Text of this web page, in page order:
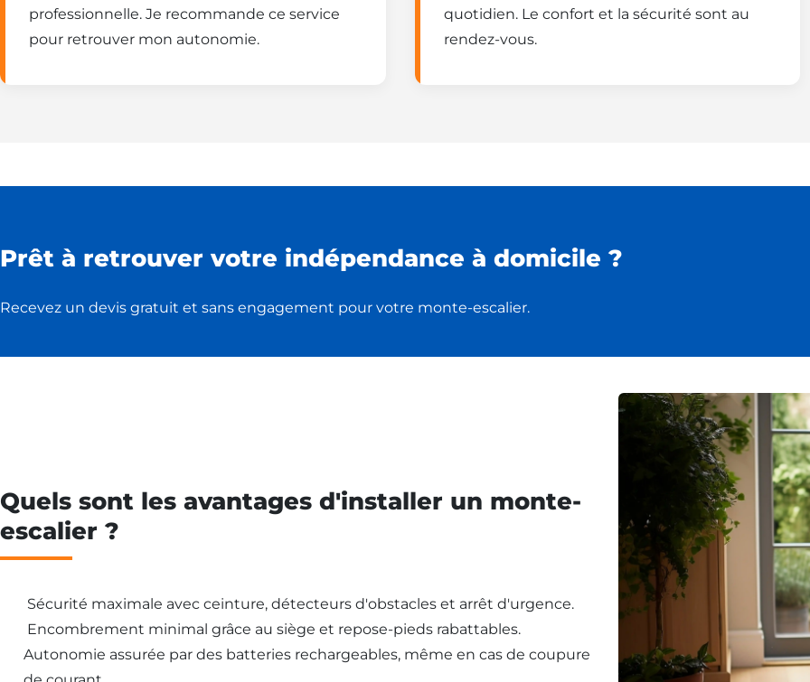
professionnelle. Je recommande ce service
pour retrouver mon autonomie.
quotidien. Le confort et la sécurité sont au
rendez-vous.
Prêt à retrouver votre indépendance à domicile ?
Recevez un devis gratuit et sans engagement pour votre monte-escalier.
Quels sont les avantages d'installer un monte-
escalier ?
Sécurité maximale avec ceinture, détecteurs d'obstacles et arrêt d'urgence.
Encombrement minimal grâce au siège et repose-pieds rabattables.
Autonomie assurée par des batteries rechargeables, même en cas de coupure